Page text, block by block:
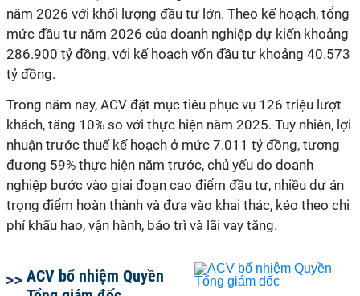
năm 2026 với khối lượng đầu tư lớn. Theo kế hoạch, tổng
mức đầu tư năm 2026 của doanh nghiệp dự kiến khoảng
286.900 tỷ đồng, với kế hoạch vốn đầu tư khoảng 40.573
tỷ đồng.
Trong năm nay, ACV đặt mục tiêu phục vụ 126 triệu lượt
khách, tăng 10% so với thực hiện năm 2025. Tuy nhiên, lợi
nhuận trước thuế kế hoạch ở mức 7.011 tỷ đồng, tương
đương 59% thực hiện năm trước, chủ yếu do doanh
nghiệp bước vào giai đoạn cao điểm đầu tư, nhiều dự án
trọng điểm hoàn thành và đưa vào khai thác, kéo theo chi
phí khấu hao, vận hành, bảo trì và lãi vay tăng.
ACV bổ nhiệm Quyền